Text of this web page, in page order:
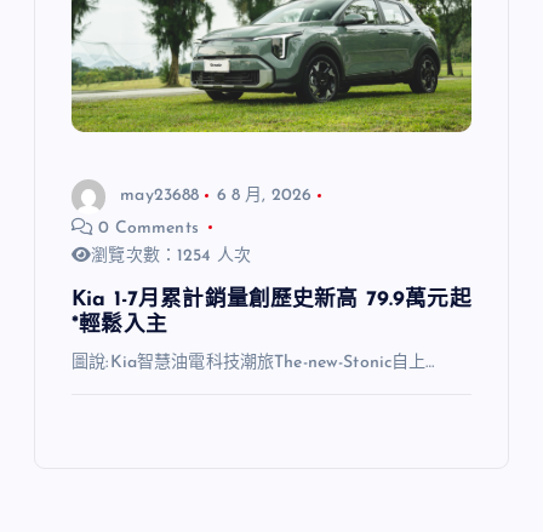
may23688
6 8 月, 2026
0 Comments
瀏覽次數：1254 人次
Kia 1-7月累計銷量創歷史新高 79.9萬元起
*輕鬆入主
圖說:Kia智慧油電科技潮旅The-new-Stonic自上…